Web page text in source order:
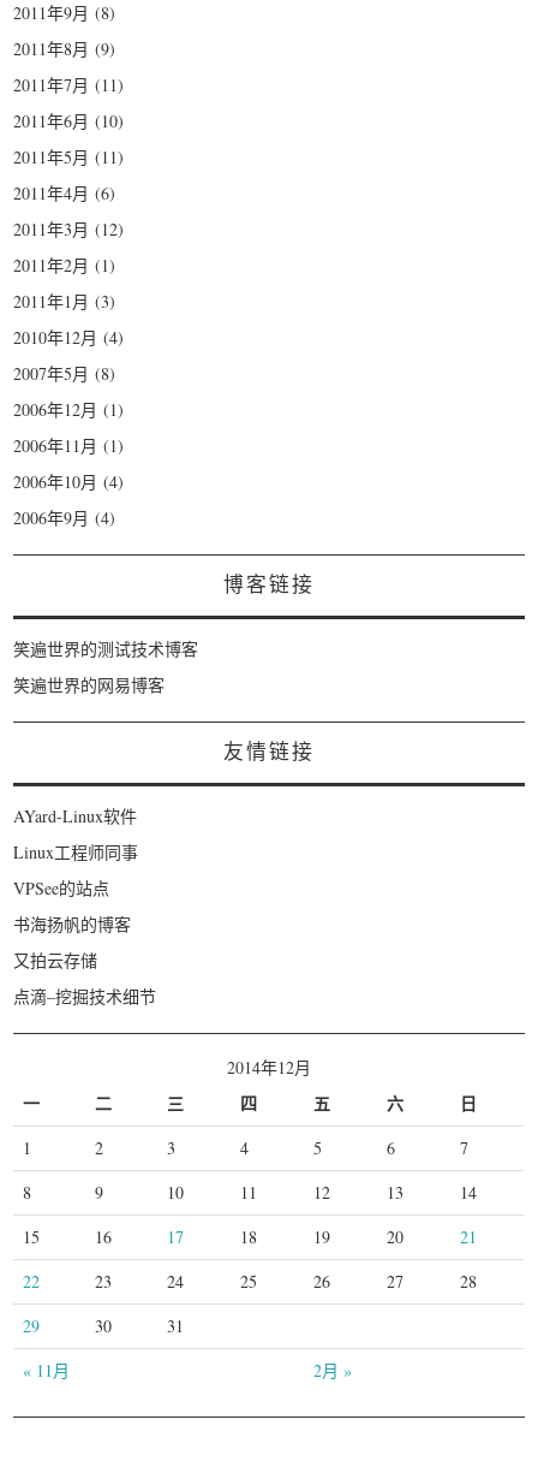
2011年9月 (8)
2011年8月 (9)
2011年7月 (11)
2011年6月 (10)
2011年5月 (11)
2011年4月 (6)
2011年3月 (12)
2011年2月 (1)
2011年1月 (3)
2010年12月 (4)
2007年5月 (8)
2006年12月 (1)
2006年11月 (1)
2006年10月 (4)
2006年9月 (4)
博客链接
笑遍世界的测试技术博客
笑遍世界的网易博客
友情链接
AYard-Linux软件
Linux工程师同事
VPSee的站点
书海扬帆的博客
又拍云存储
点滴–挖掘技术细节
2014年12月
一 二 三 四 五 六 日
« 11月 2月 »
1 2 3 4 5 6
7
8
9 10 11 12 13
14
15
16 17 18 19 20
21
22
23 24 25 26 27
28
29
30 31